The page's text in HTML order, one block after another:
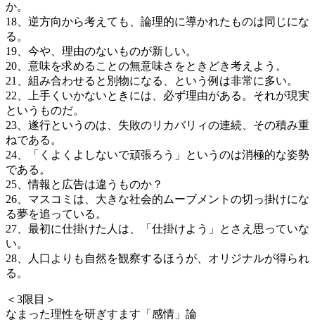
か。
18、逆方向から考えても、論理的に導かれたものは同じにな
る。
19、今や、理由のないものが新しい。
20、意味を求めることの無意味さをときどき考えよう。
21、組み合わせると別物になる、という例は非常に多い。
22、上手くいかないときには、必ず理由がある。それが現実
というものだ。
23、遂行というのは、失敗のリカバリィの連続、その積み重
ねである。
24、「くよくよしないで頑張ろう」というのは消極的な姿勢
である。
25、情報と広告は違うものか？
26、マスコミは、大きな社会的ムーブメントの切っ掛けにな
る夢を追っている。
27、最初に仕掛けた人は、「仕掛けよう」とさえ思っていな
い。
28、人口よりも自然を観察するほうが、オリジナルが得られ
る。
＜3限目＞
なまった理性を研ぎすます「感情」論